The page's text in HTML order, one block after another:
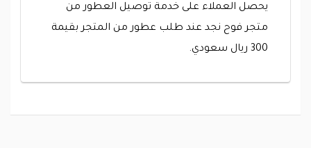
يحصل العملاء على خدمة توصيل العطور من
متجر فوح نجد عند طلب عطور من المتجر بقيمة
300 ريال سعودي.